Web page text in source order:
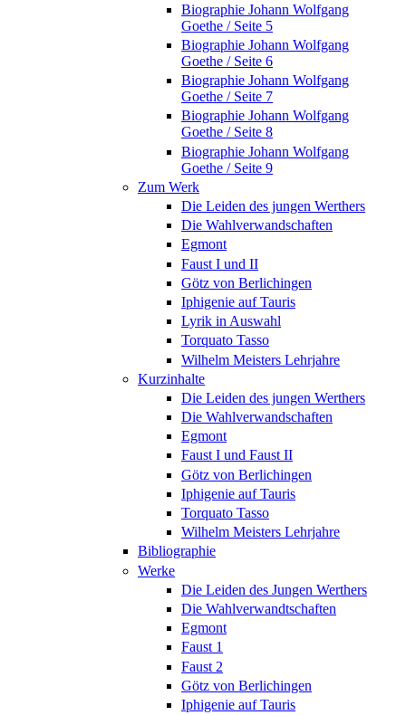
Biographie Johann Wolfgang
Goethe / Seite 5
Biographie Johann Wolfgang
Goethe / Seite 6
Biographie Johann Wolfgang
Goethe / Seite 7
Biographie Johann Wolfgang
Goethe / Seite 8
Biographie Johann Wolfgang
Goethe / Seite 9
Zum Werk
Die Leiden des jungen Werthers
Die Wahlverwandschaften
Egmont
Faust I und II
Götz von Berlichingen
Iphigenie auf Tauris
Lyrik in Auswahl
Torquato Tasso
Wilhelm Meisters Lehrjahre
Kurzinhalte
Die Leiden des jungen Werthers
Die Wahlverwandschaften
Egmont
Faust I und Faust II
Götz von Berlichingen
Iphigenie auf Tauris
Torquato Tasso
Wilhelm Meisters Lehrjahre
Bibliographie
Werke
Die Leiden des Jungen Werthers
Die Wahlverwandtschaften
Egmont
Faust 1
Faust 2
Götz von Berlichingen
Iphigenie auf Tauris